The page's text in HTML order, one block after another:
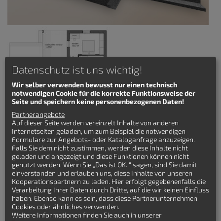
Winkelbungalow mit 6 Zimmern, Hems, überdachter Terrasse,
vier Schlafzimmern
Details zum Winkelbungalow
Bungalow Frankfurt 118qm mit Hems
Wohnfläche: 118 qm
Hauslänge: 13.09 m
Hausbreite: 13.53 m
Zimmeranzahl: 6-Zimmer
Datenschutz ist uns wichtig!
Wir selber verwenden bewusst nur einen technisch
notwendigen Cookie für die korrekte Funktionsweise der
Seite und speichern keine personenbezogenen Daten!
Partnerangebote
Auf dieser Seite werden vereinzelt Inhalte von anderen
Internetseiten geladen, um zum Beispiel die notwendigen
Formulare zur Angebots- oder Kataloganfrage anzuzeigen.
Falls Sie dem nicht zustimmen, werden diese Inhalte nicht
geladen und angezeigt und diese Funktionen können nicht
genutzt werden. Wenn Sie „Das ist OK. “ sagen, sind Sie damit
einverstanden und erlauben uns, diese Inhalte von unseren
Kooperationspartnern zu laden. Hier erfolgt gegebenenfalls die
Verarbeitung Ihrer Daten durch Dritte, auf die wir keinen Einfluss
haben. Ebenso kann es sein, dass diese Partnerunternehmen
Cookies oder ähnliches verwenden.
Weitere Informationen finden Sie auch in unserer